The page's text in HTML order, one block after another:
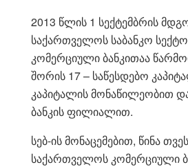
2013 წლის 1 სექტემბრის
საქართველოს საბანკო
კომერციული ბანკითაა
შორის 17 – საწესდებო
კაპიტალის მონაწილეობით
ბანკის ფილიალით.
სებ-ის მონაცემებით, წინა
საქართველოს კომერციული